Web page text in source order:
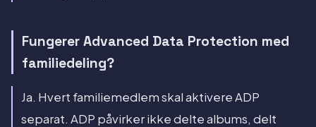
Fungerer Advanced Data Protection med
familiedeling?
Ja. Hvert familiemedlem skal aktivere ADP
separat. ADP påvirker ikke delte albums, delt